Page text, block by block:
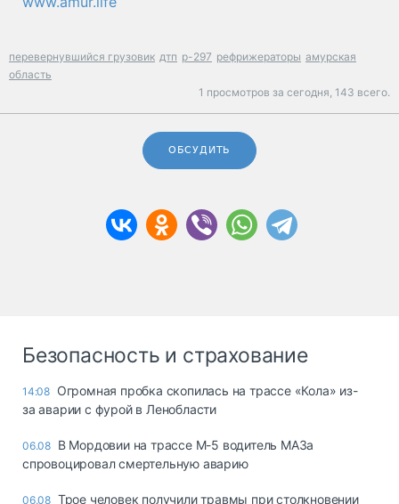
перевернувшийся грузовик дтп р-297 рефрижераторы амурская
область
1 просмотров за сегодня, 143 всего.
ОБСУДИТЬ
Безопасность и страхование
14:08 Огромная пробка скопилась на трассе «Кола» из-
за аварии с фурой в Ленобласти
06.08 В Мордовии на трассе М-5 водитель МАЗа
спровоцировал смертельную аварию
06.08 Трое человек получили травмы при столкновении